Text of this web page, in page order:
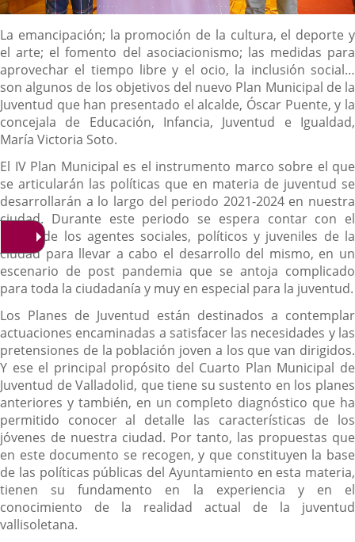
Descripción
La emancipación; la promoción de la cultura, el deporte y
el arte; el fomento del asociacionismo; las medidas para
aprovechar el tiempo libre y el ocio, la inclusión social…
son algunos de los objetivos del nuevo Plan Municipal de la
Juventud que han presentado el alcalde, Óscar Puente, y la
concejala de Educación, Infancia, Juventud e Igualdad,
María Victoria Soto.
El IV Plan Municipal es el instrumento marco sobre el que
se articularán las políticas que en materia de juventud se
desarrollarán a lo largo del periodo 2021-2024 en nuestra
ciudad. Durante este periodo se espera contar con el
apoyo de los agentes sociales, políticos y juveniles de la
ciudad para llevar a cabo el desarrollo del mismo, en un
escenario de post pandemia que se antoja complicado
para toda la ciudadanía y muy en especial para la juventud.
Los Planes de Juventud están destinados a contemplar
actuaciones encaminadas a satisfacer las necesidades y las
pretensiones de la población joven a los que van dirigidos.
Y ese el principal propósito del Cuarto Plan Municipal de
Juventud de Valladolid, que tiene su sustento en los planes
anteriores y también, en un completo diagnóstico que ha
permitido conocer al detalle las características de los
jóvenes de nuestra ciudad. Por tanto, las propuestas que
en este documento se recogen, y que constituyen la base
de las políticas públicas del Ayuntamiento en esta materia,
tienen su fundamento en la experiencia y en el
conocimiento de la realidad actual de la juventud
vallisoletana.